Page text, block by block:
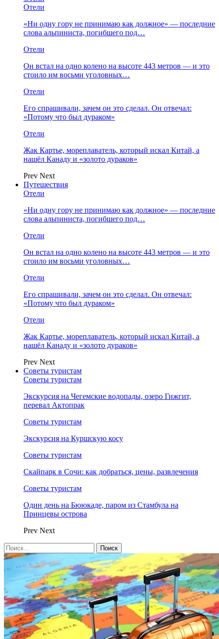
Отели
«Ни одну гору не принимаю как должное» — последние
слова альпиниста, погибшего под…
Отели
Он встал на одно колено на высоте 443 метров — и это
стоило им восьми уголовных…
Отели
Его спрашивали, зачем он это сделал. Он отвечал:
«Потому что был дураком»
Отели
Жак Картье, мореплаватель, который искал Китай, а
нашёл Канаду и «золото дураков»
Prev Next
Путешествия
Отели
«Ни одну гору не принимаю как должное» — последние
слова альпиниста, погибшего под…
Отели
Он встал на одно колено на высоте 443 метров — и это
стоило им восьми уголовных…
Отели
Его спрашивали, зачем он это сделал. Он отвечал:
«Потому что был дураком»
Отели
Жак Картье, мореплаватель, который искал Китай, а
нашёл Канаду и «золото дураков»
Prev Next
Советы туристам
Советы туристам
Экскурсия на Чегемские водопады, озеро Гижгит,
перевал Актопрак
Советы туристам
Экскурсия на Куршскую косу
Советы туристам
Скайпарк в Сочи: как добраться, цены, развлечения
Советы туристам
Один день на Бююкаде, паром из Стамбула на
Принцевы острова
Prev Next